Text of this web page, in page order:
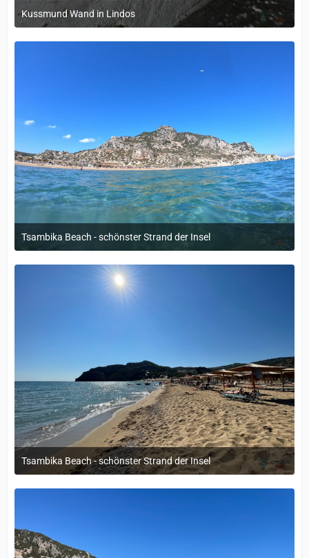
Kussmund Wand in Lindos
12. September 2022 um 14:05
Tsambika Beach - schönster Strand der Insel
12. September 2022 um 14:05
Tsambika Beach - schönster Strand der Insel
12. September 2022 um 14:05